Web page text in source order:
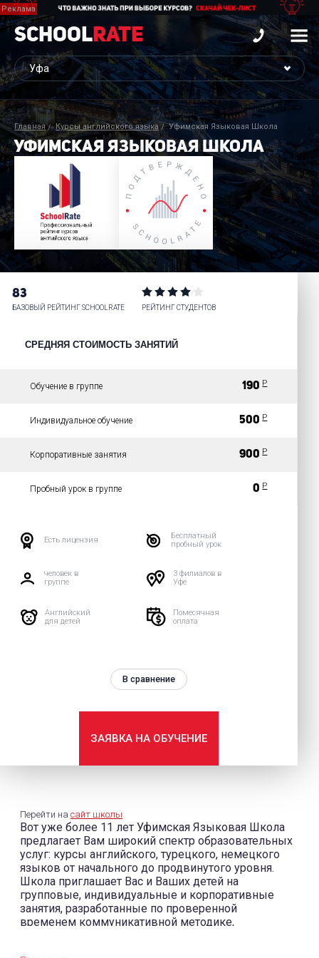
School Rate
Главная Курсы английского языка Уфимская Языковая Школа
УФИМСКАЯ ЯЗЫКОВАЯ ШКОЛА
83
БАЗОВЫЙ РЕЙТИНГ SCHOOLRATE РЕЙТИНГ СТУДЕНТОВ
СРЕДНЯЯ СТОИМОСТЬ ЗАНЯТИЙ
Обучение в группе 190 Р
Индивидуальное обучение 500 Р
Корпоративные занятия 900 Р
Пробный урок в группе 0 Р
Есть лицензия
Бесплатный
пробный урок
человек в
группе
3 филиалов в
Уфе
Английский
для детей
Помесячная
оплата
ЗАЯВКА НА ОБУЧЕНИЕ
В сравнение
Перейти на сайт школы
Вот уже более 11 лет Уфимская Языковая Школа
предлагает Вам широкий спектр образовательных
услуг: курсы английского, турецкого, немецкого
языков от начального до продвинутого уровня.
Школа приглашает Вас и Ваших детей на
групповые, индивидуальные и корпоративные
занятия, разработанные по проверенной
временем коммуникативной методике,